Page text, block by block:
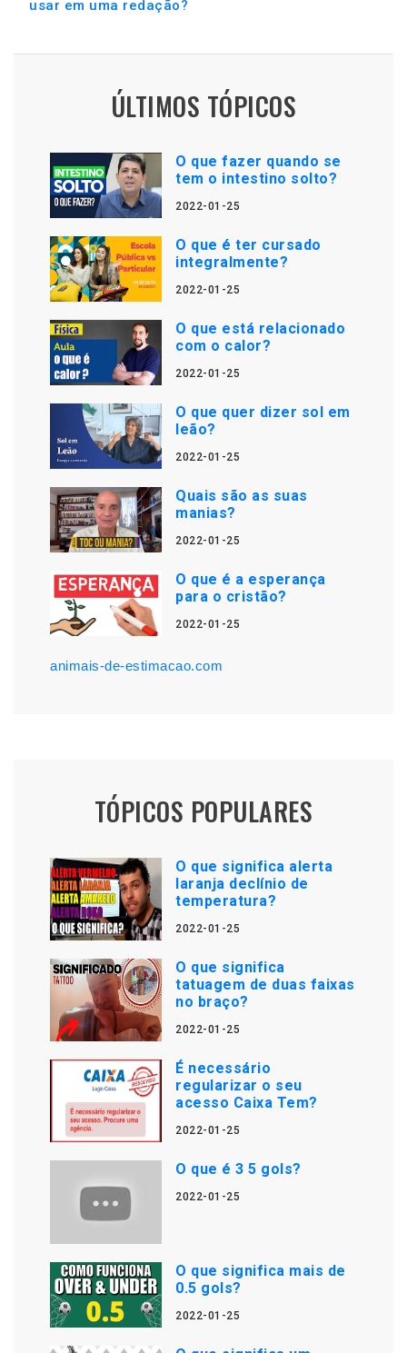
usar em uma redação?
ÚLTIMOS TÓPICOS
O que fazer quando se
tem o intestino solto?
2022-01-25
O que é ter cursado
integralmente?
2022-01-25
O que está relacionado
com o calor?
2022-01-25
O que quer dizer sol em
leão?
2022-01-25
Quais são as suas
manias?
2022-01-25
O que é a esperança
para o cristão?
2022-01-25
animais-de-estimacao.com
TÓPICOS POPULARES
O que significa alerta
laranja declínio de
temperatura?
2022-01-25
O que significa
tatuagem de duas faixas
no braço?
2022-01-25
É necessário
regularizar o seu
acesso Caixa Tem?
2022-01-25
O que é 3 5 gols?
2022-01-25
O que significa mais de
0.5 gols?
2022-01-25